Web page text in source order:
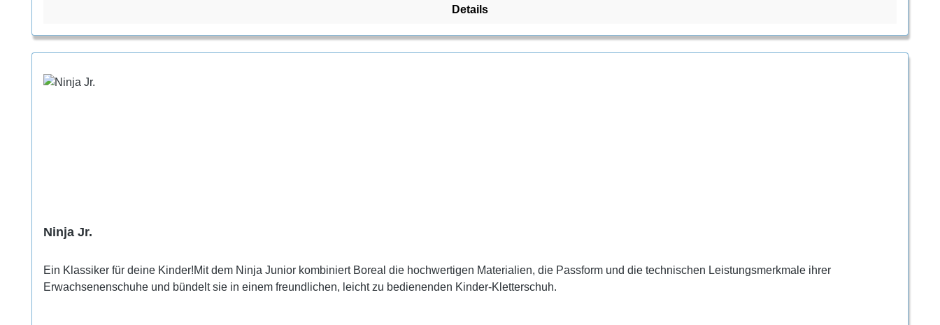
Details
Ninja Jr.
Ein Klassiker für deine Kinder!Mit dem Ninja Junior kombiniert Boreal die hochwertigen Materialien, die Passform und die technischen Leistungsmerkmale ihrer
Erwachsenenschuhe und bündelt sie in einem freundlichen, leicht zu bedienenden Kinder-Kletterschuh.